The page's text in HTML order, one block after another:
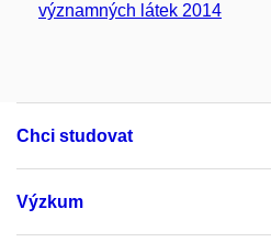
významných látek 2014
Chci studovat
Výzkum